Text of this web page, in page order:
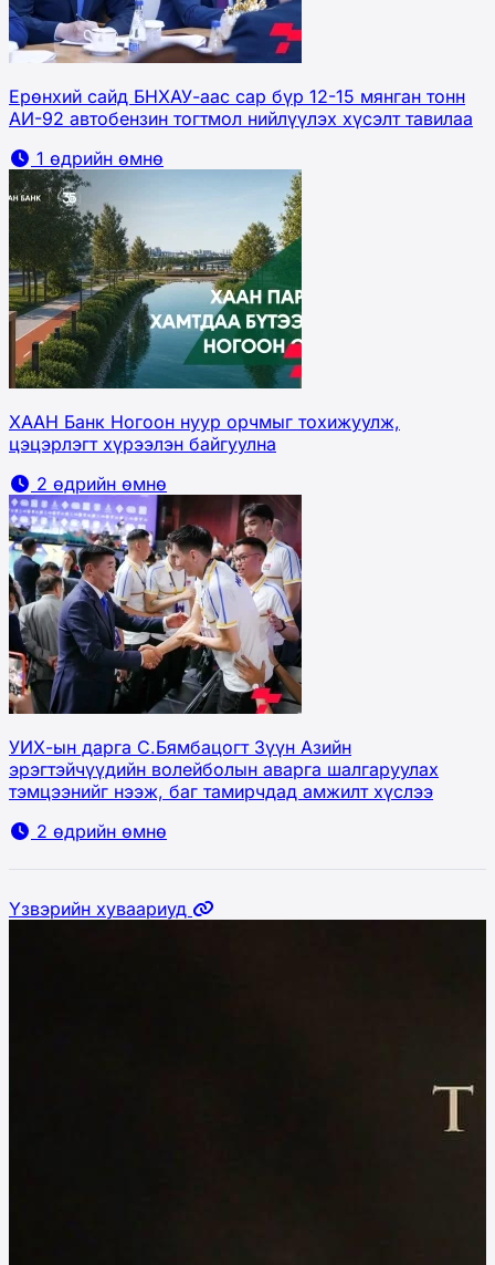
Ерөнхий сайд БНХАУ-аас сар бүр 12-15 мянган тонн
АИ-92 автобензин тогтмол нийлүүлэх хүсэлт тавилаа
1 өдрийн өмнө
ХААН Банк Ногоон нуур орчмыг тохижуулж,
цэцэрлэгт хүрээлэн байгуулна
2 өдрийн өмнө
УИХ-ын дарга С.Бямбацогт Зүүн Азийн
эрэгтэйчүүдийн волейболын аварга шалгаруулах
тэмцээнийг нээж, баг тамирчдад амжилт хүслээ
2 өдрийн өмнө
Үзвэрийн хуваариуд